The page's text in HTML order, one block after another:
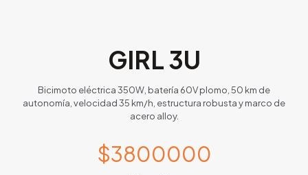
GIRL 3U
Bicimoto eléctrica 350W, batería 60V plomo, 50 km de
autonomía, velocidad 35 km/h, estructura robusta y marco de
acero alloy.
$3800000